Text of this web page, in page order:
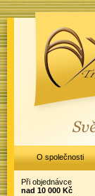
Při objednávce
nad 10 000 Kč
O společnosti